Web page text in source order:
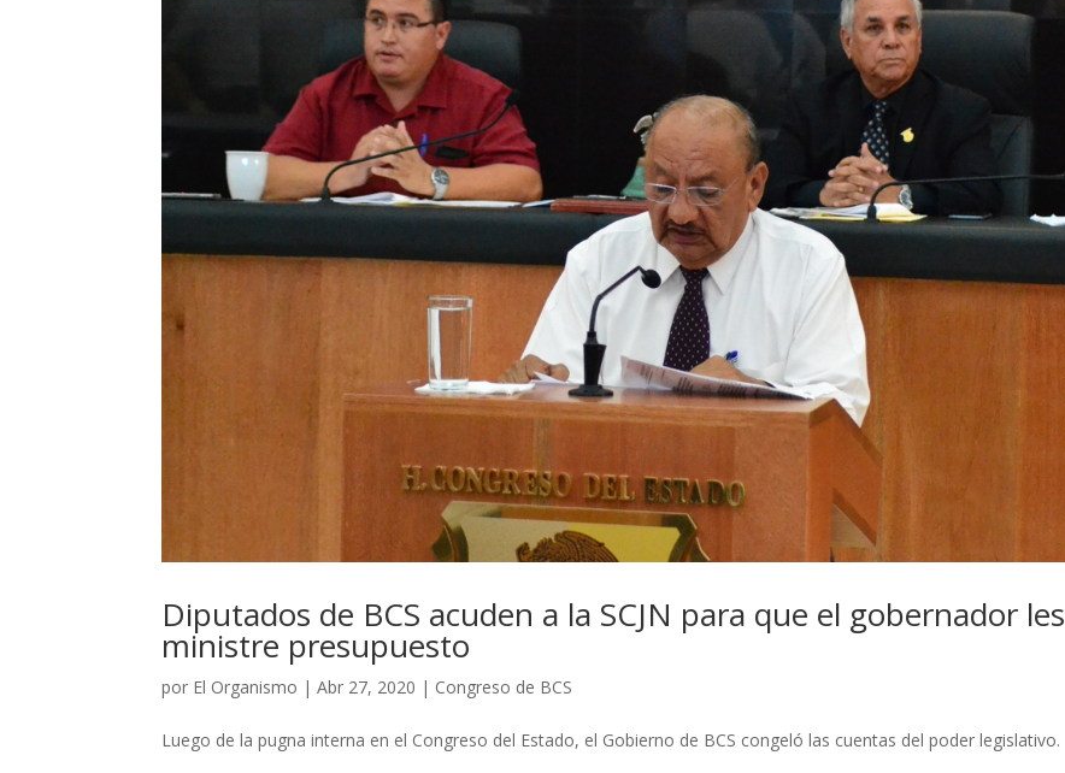
Diputados de BCS acuden a la SCJN para que el gobernador les
ministre presupuesto
por El Organismo |Abr 27, 2020 | Congreso de BCS
Luego de la pugna interna en el Congreso del Estado, el Gobierno de BCS congeló las cuentas del poder legislativo.